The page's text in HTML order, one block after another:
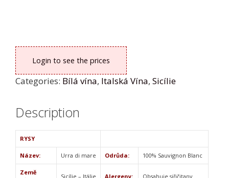
Login to see the prices
Categories: Bílá vína, Italská Vína, Sicílie
Description
RYSY
Název: Urra di mare Odrůda: 100% Sauvignon Blanc
Země
Sicílie – Itálie Alergeny: Obsahuje siřičitany